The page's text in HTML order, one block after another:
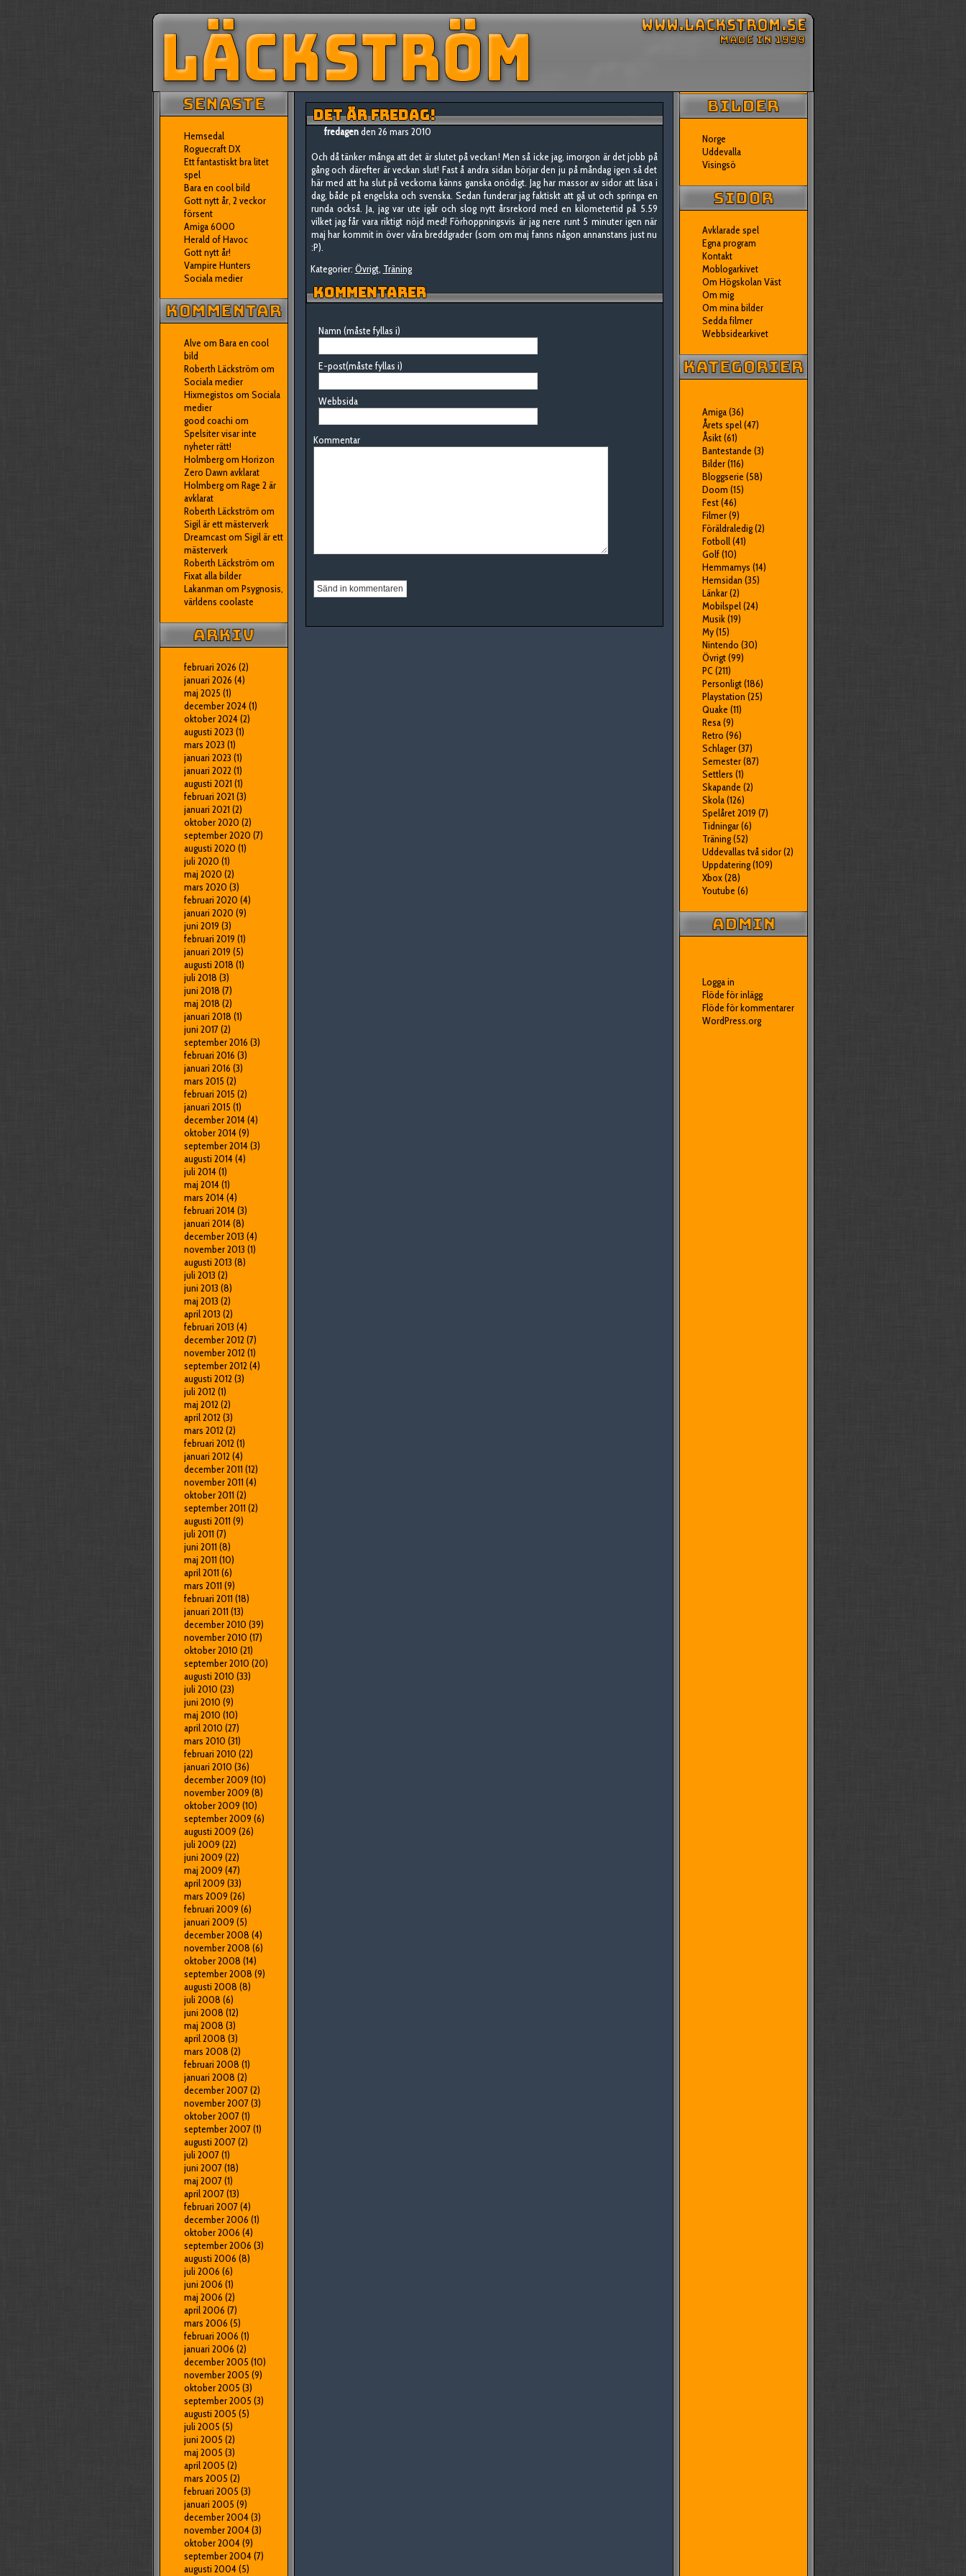
Hemsedal
Roguecraft DX
Ett fantastiskt bra litet
spel
Bara en cool bild
Gott nytt år, 2 veckor
försent
Amiga 6000
Herald of Havoc
Gott nytt år!
Vampire Hunters
Sociala medier
Alve om Bara en cool
bild
Roberth Läckström om
Sociala medier
Hixmegistos om Sociala
medier
good coachi om
Spelsiter visar inte
nyheter rätt!
Holmbergom Horizon
Zero Dawn avklarat
Holmbergom Rage 2 är
avklarat
Roberth Läckström om
Sigil är ett mästerverk
Dreamcastom Sigil är ett
mästerverk
Roberth Läckström om
Fixat alla bilder
Lakanman om Psygnosis,
världens coolaste
februari 2026 (2)
januari 2026 (4)
maj 2025 (1)
december 2024(1)
oktober 2024(2)
augusti 2023 (1)
mars 2023 (1)
januari 2023 (1)
januari 2022 (1)
augusti 2021 (1)
februari 2021 (3)
januari 2021 (2)
oktober 2020 (2)
september 2020 (7)
augusti 2020 (1)
juli 2020 (1)
maj 2020 (2)
mars 2020 (3)
februari 2020 (4)
januari 2020 (9)
juni 2019 (3)
februari 2019 (1)
januari 2019 (5)
augusti 2018 (1)
juli 2018 (3)
juni 2018 (7)
maj 2018 (2)
januari 2018 (1)
juni 2017(2)
september 2016 (3)
februari 2016 (3)
januari 2016 (3)
mars 2015 (2)
februari 2015 (2)
januari 2015 (1)
december 2014(4)
oktober 2014(9)
september 2014(3)
augusti 2014(4)
juli 2014(1)
maj 2014(1)
mars 2014(4)
februari 2014(3)
januari 2014(8)
december 2013 (4)
november 2013 (1)
augusti 2013 (8)
juli 2013 (2)
juni 2013 (8)
maj 2013 (2)
april 2013 (2)
februari 2013 (4)
december 2012 (7)
november 2012 (1)
september 2012 (4)
augusti 2012 (3)
juli 2012 (1)
maj 2012 (2)
april 2012 (3)
mars 2012 (2)
februari 2012 (1)
januari 2012 (4)
december 2011 (12)
november 2011 (4)
oktober 2011 (2)
september 2011 (2)
augusti 2011 (9)
juli 2011 (7)
juni 2011 (8)
maj 2011 (10)
april 2011 (6)
mars 2011 (9)
februari 2011 (18)
januari 2011 (13)
december 2010 (39)
november 2010 (17)
oktober 2010 (21)
september 2010 (20)
augusti 2010 (33)
juli 2010 (23)
juni 2010 (9)
maj 2010 (10)
april 2010 (27)
mars 2010 (31)
februari 2010 (22)
januari 2010 (36)
december 2009 (10)
november 2009 (8)
oktober 2009 (10)
september 2009 (6)
augusti 2009 (26)
juli 2009 (22)
juni 2009 (22)
maj 2009 (47)
april 2009 (33)
mars 2009 (26)
februari 2009 (6)
januari 2009 (5)
december 2008 (4)
november 2008 (6)
oktober 2008 (14)
september 2008 (9)
augusti 2008 (8)
juli 2008 (6)
juni 2008 (12)
maj 2008 (3)
april 2008 (3)
mars 2008 (2)
februari 2008 (1)
januari 2008 (2)
december 2007(2)
november 2007(3)
oktober 2007(1)
september 2007(1)
augusti 2007(2)
juli 2007(1)
juni 2007(18)
maj 2007(1)
april 2007(13)
februari 2007(4)
december 2006 (1)
oktober 2006 (4)
september 2006 (3)
augusti 2006 (8)
juli 2006 (6)
juni 2006 (1)
maj 2006 (2)
april 2006 (7)
mars 2006 (5)
februari 2006 (1)
januari 2006 (2)
december 2005 (10)
november 2005 (9)
oktober 2005 (3)
september 2005 (3)
augusti 2005 (5)
juli 2005 (5)
juni 2005 (2)
maj 2005 (3)
april 2005 (2)
mars 2005 (2)
februari 2005 (3)
januari 2005 (9)
december 2004(3)
november 2004(3)
oktober 2004(9)
september 2004(7)
augusti 2004(5)
DET ÄR FREDAG!
fredagenden 26 mars 2010
Och då tänker många att det är slutet på veckan! Men så icke jag, imorgon är det jobb på
gång och därefter är veckan slut! Fast å andra sidan börjar den ju på måndag igen så det
här med att ha slut på veckorna känns ganska onödigt. Jag har massor av sidor att läsa i
dag, både på engelska och svenska. Sedan funderar jag faktiskt att gå ut och springa en
runda också. Ja, jag var ute igår och slog nytt årsrekord med en kilometertid på 5.59
vilket jag får vara riktigt nöjd med! Förhoppningsvis är jag nere runt 5 minuter igen när
maj har kommit in över våra breddgrader (som om maj fanns någon annanstans just nu
:P).
Kategorier: Övrigt, Träning
KOMMENTARER
Namn (måste fyllas i)
E-post(måste fyllas i)
Webbsida
Kommentar
Norge
Uddevalla
Visingsö
Avklarade spel
Egna program
Kontakt
Moblogarkivet
Om Högskolan Väst
Om mig
Om mina bilder
Sedda filmer
Webbsidearkivet
Amiga(36)
Årets spel(47)
Åsikt(61)
Bantestande (3)
Bilder(116)
Bloggserie (58)
Doom (15)
Fest(46)
Filmer(9)
Föräldraledig(2)
Fotboll(41)
Golf(10)
Hemmamys (14)
Hemsidan (35)
Länkar(2)
Mobilspel(24)
Musik(19)
My(15)
Nintendo (30)
Övrigt(99)
PC (211)
Personligt(186)
Playstation (25)
Quake (11)
Resa(9)
Retro (96)
Schlager(37)
Semester(87)
Settlers (1)
Skapande (2)
Skola(126)
Spelåret 2019 (7)
Tidningar(6)
Träning(52)
Uddevallas två sidor(2)
Uppdatering(109)
Xbox(28)
Youtube (6)
Logga in
Flöde för inlägg
Flöde för kommentarer
WordPress.org